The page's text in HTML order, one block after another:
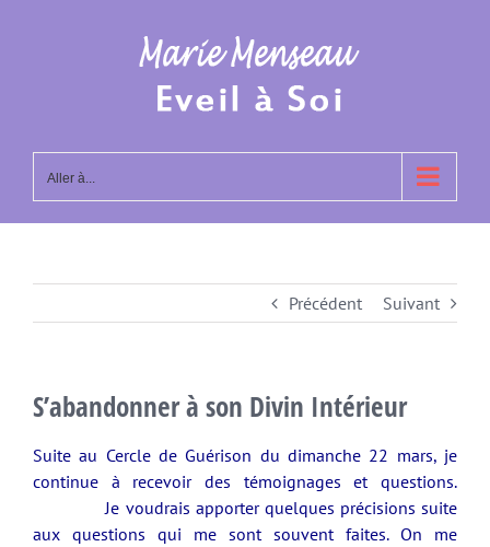
Aller à...
Précédent Suivant
S’abandonner à son Divin Intérieur
Suite au Cercle de Guérison du dimanche 22 mars, je
continue à recevoir des témoignages et questions.
Je voudrais apporter quelques précisions suite
aux questions qui me sont souvent faites. On me